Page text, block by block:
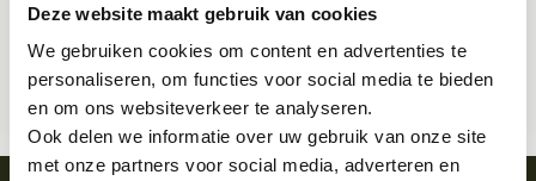
Deze website maakt gebruik van cookies
We gebruiken cookies om content en advertenties te
personaliseren, om functies voor social media te bieden
en om ons websiteverkeer te analyseren.
Ook delen we informatie over uw gebruik van onze site
met onze partners voor social media, adverteren en